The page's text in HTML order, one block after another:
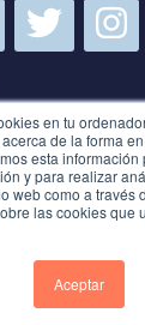
en tu
de la forma
esta
y para realizar
web como a través
las cookies que
Aceptar
a